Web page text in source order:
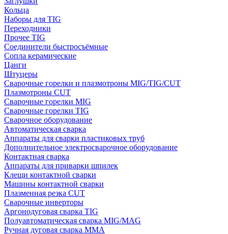
Кольца
Наборы для TIG
Переходники
Прочее TIG
Соединители быстросъёмные
Сопла керамические
Цанги
Штуцеры
Сварочные горелки и плазмотроны MIG/TIG/CUT
Плазмотроны CUT
Сварочные горелки MIG
Сварочные горелки TIG
Сварочное оборудование
Автоматическая сварка
Аппараты для сварки пластиковых труб
Дополнительное электросварочное оборудование
Контактная сварка
Аппараты для приварки шпилек
Клещи контактной сварки
Машины контактной сварки
Плазменная резка CUT
Сварочные инверторы
Аргонодуговая сварка TIG
Полуавтоматическая сварка MIG/MAG
Ручная дуговая сварка MMA